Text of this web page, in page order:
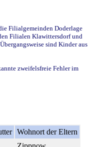
Filialgemeinden Doderlage
Filialen Klawittersdorf und
sind Kinder aus
zweifelsfreie Fehler im
Wohnort der Eltern